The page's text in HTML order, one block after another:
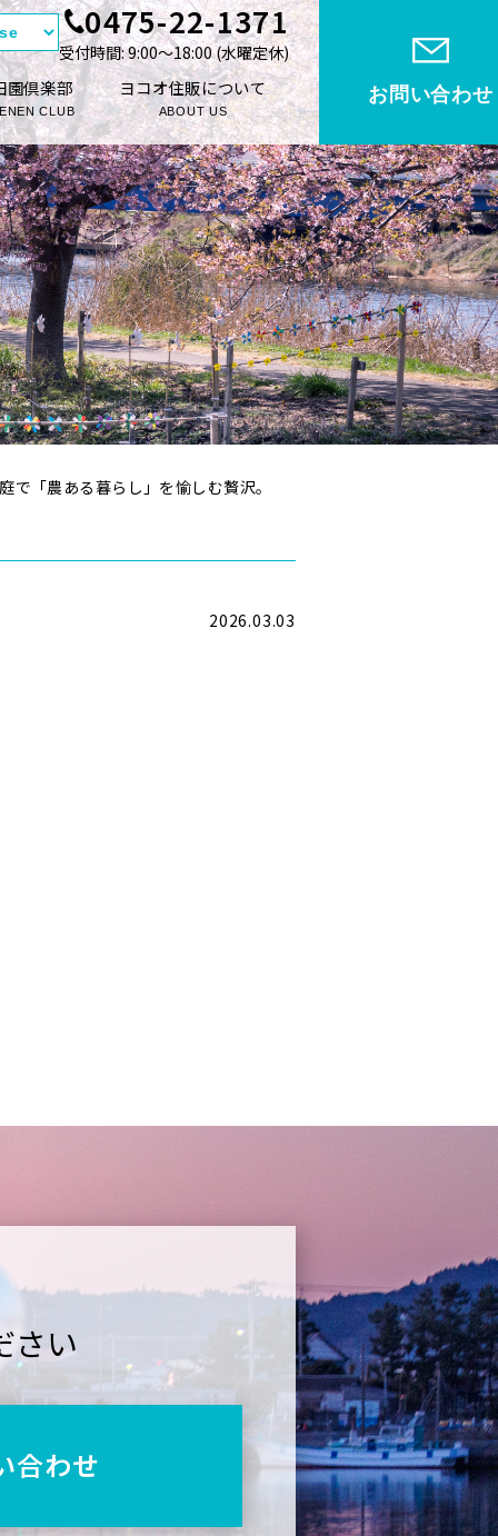
0475-22-1371
受付時間: 9:00〜18:00 (⽔曜定休)
園倶楽部
CLUB
ヨコオ住販について
ABOUT US
お問い合わせ
「農ある暮らし」を愉しむ贅沢。
2026.03.03
さい
合わせ